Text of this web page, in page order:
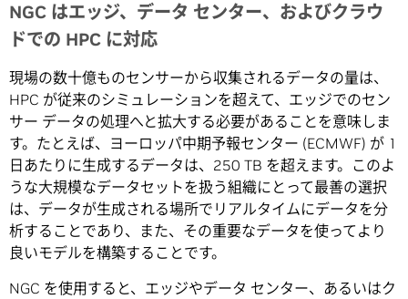
NGC はエッジ、データ センター、およびクラウ
ドでの HPC に対応
現場の数十億ものセンサーから収集されるデータの量は、
HPC が従来のシミュレーションを超えて、エッジでのセン
サー データの処理へと拡大する必要があることを意味しま
す。たとえば、ヨーロッパ中期予報センター (ECMWF) が 1
日あたりに生成するデータは、250 TB を超えます。このよ
うな大規模なデータセットを扱う組織にとって最善の選択
は、データが生成される場所でリアルタイムにデータを分
析することであり、また、その重要なデータを使ってより
良いモデルを構築することです。
NGC を使用すると、エッジやデータ センター、あるいはク